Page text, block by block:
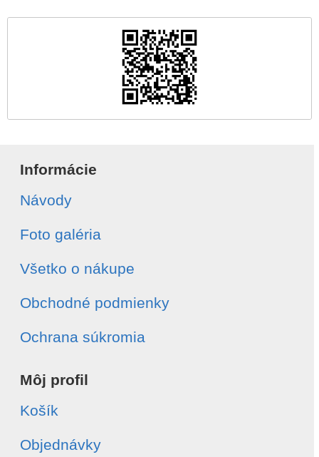
Informácie
Návody
Foto galéria
Všetko o nákupe
Obchodné podmienky
Ochrana súkromia
Môj profil
Košík
Objednávky